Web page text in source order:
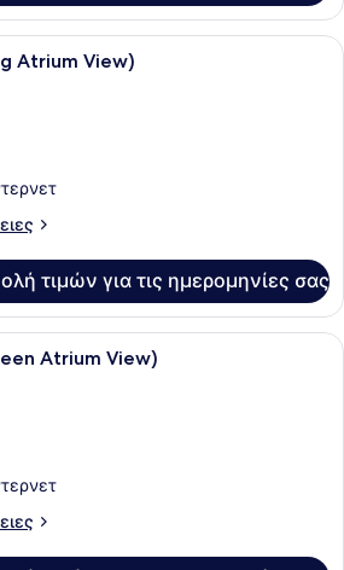
Ένα δωμάτιο ξενοδοχείου με ένα
Atrium View)
τιμών για τις ημερομηνίες σας
Ένα δωμάτιο ξενοδοχείου με ένα
Atrium View)